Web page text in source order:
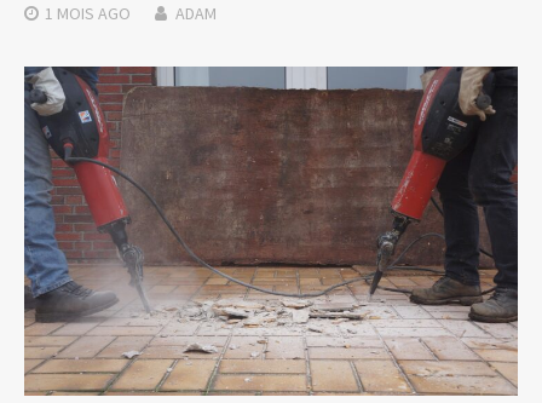
1 MOIS AGO ADAM